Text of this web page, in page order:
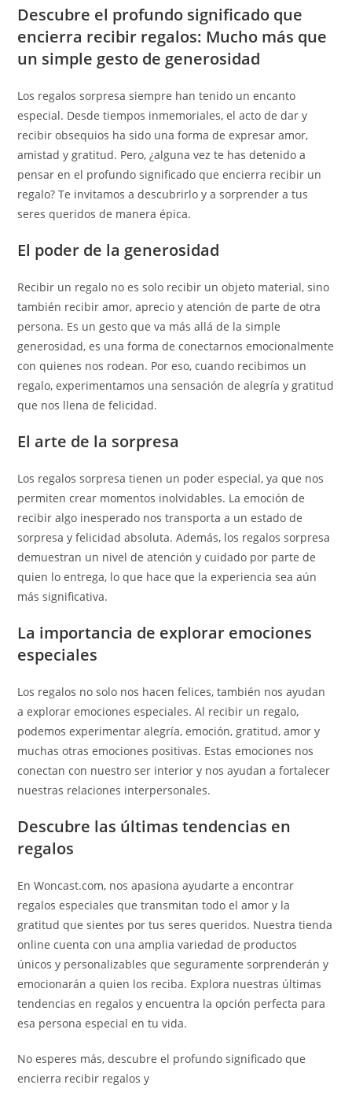
Descubre el profundo significado que
encierra recibir regalos: Mucho más que
un simple gesto de generosidad
Los regalos sorpresa siempre han tenido un encanto
especial. Desde tiempos inmemoriales, el acto de dar y
recibir obsequios ha sido una forma de expresar amor,
amistad y gratitud. Pero, ¿alguna vez te has detenido a
pensar en el profundo significado que encierra recibir un
regalo? Te invitamos a descubrirlo y a sorprender a tus
seres queridos de manera épica.
El poder de la generosidad
Recibir un regalo no es solo recibir un objeto material, sino
también recibir amor, aprecio y atención de parte de otra
persona. Es un gesto que va más allá de la simple
generosidad, es una forma de conectarnos emocionalmente
con quienes nos rodean. Por eso, cuando recibimos un
regalo, experimentamos una sensación de alegría y gratitud
que nos llena de felicidad.
El arte de la sorpresa
Los regalos sorpresa tienen un poder especial, ya que nos
permiten crear momentos inolvidables. La emoción de
recibir algo inesperado nos transporta a un estado de
sorpresa y felicidad absoluta. Además, los regalos sorpresa
demuestran un nivel de atención y cuidado por parte de
quien lo entrega, lo que hace que la experiencia sea aún
más significativa.
La importancia de explorar emociones
especiales
Los regalos no solo nos hacen felices, también nos ayudan
a explorar emociones especiales. Al recibir un regalo,
podemos experimentar alegría, emoción, gratitud, amor y
muchas otras emociones positivas. Estas emociones nos
conectan con nuestro ser interior y nos ayudan a fortalecer
nuestras relaciones interpersonales.
Descubre las últimas tendencias en
regalos
En Woncast.com, nos apasiona ayudarte a encontrar
regalos especiales que transmitan todo el amor y la
gratitud que sientes por tus seres queridos. Nuestra tienda
online cuenta con una amplia variedad de productos
únicos y personalizables que seguramente sorprenderán y
emocionarán a quien los reciba. Explora nuestras últimas
tendencias en regalos y encuentra la opción perfecta para
esa persona especial en tu vida.
No esperes más, descubre el profundo significado que
encierra recibir regalos y